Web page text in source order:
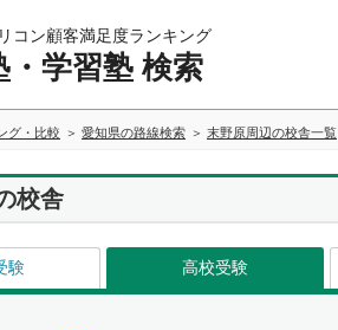
コン顧客満足度ランキング
・学習塾 検索
グ・比較 愛知県の路線検索 末野原周辺の校舎一覧
校舎
験 高校受験